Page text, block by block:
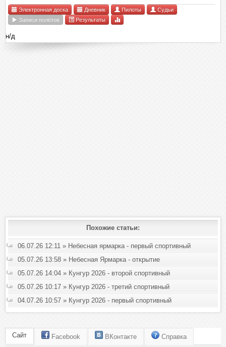
Электронная доска Дневник Пилоты
Судьи
Записи полётов
Результаты
н/д
Похожие статьи:
06.07.26 12:11 » Небесная ярмарка - первый спортивный
05.07.26 13:58 » Небесная Ярмарка - открытие
05.07.26 14:04 » Кунгур 2026 - второй спортивный
05.07.26 10:17 » Кунгур 2026 - третий спортивный
04.07.26 10:57 » Кунгур 2026 - первый спортивный
Сайт Facebook ВКонтакте Справка